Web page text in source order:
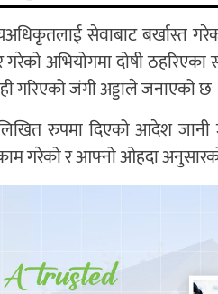
सेवाबाट बर्खास्त
अभियोगमा दोषी
गरिएको जंगी अड्डाले जनाएको छ
रुपमा दिएको आदेश जानी
गरेको र आफ्नो ओहदा